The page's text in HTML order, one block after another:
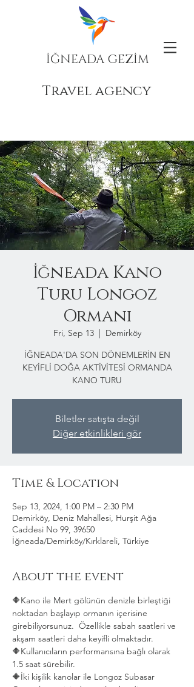
İĞNEADA GEZİM
Travel agency
İğneada Kano
Turu Longoz
Ormanı
Fri, Sep 13
  |
Demirköy
İĞNEADA'DA SON DÖNEMLERİN EN
KEYİFLİ DOĞA AKTİVİTESİ ORMANDA
KANO TURU
Biletler satışta değil
Diğer etkinlikleri gör
Time & Location
Sep 13, 2024, 1:00 PM – 2:30 PM
Demirköy, Deniz Mahallesi, Hurşit Ağa
Caddesi No 99, 39650
İğneada/Demirköy/Kırklareli, Türkiye
About the event
🔶Kano ile Mert gölünün denizle birleştiği
noktadan başlayıp ormanın içerisine
girebiliyorsunuz.  Özellikle sabah saatleri ve
akşam saatleri daha keyifli olmaktadır.
🔶Kullanıcıların performansına bağlı olarak
1.5 saat sürebilir.
🔶İki kişilik kanolar ile Longoz Subasar